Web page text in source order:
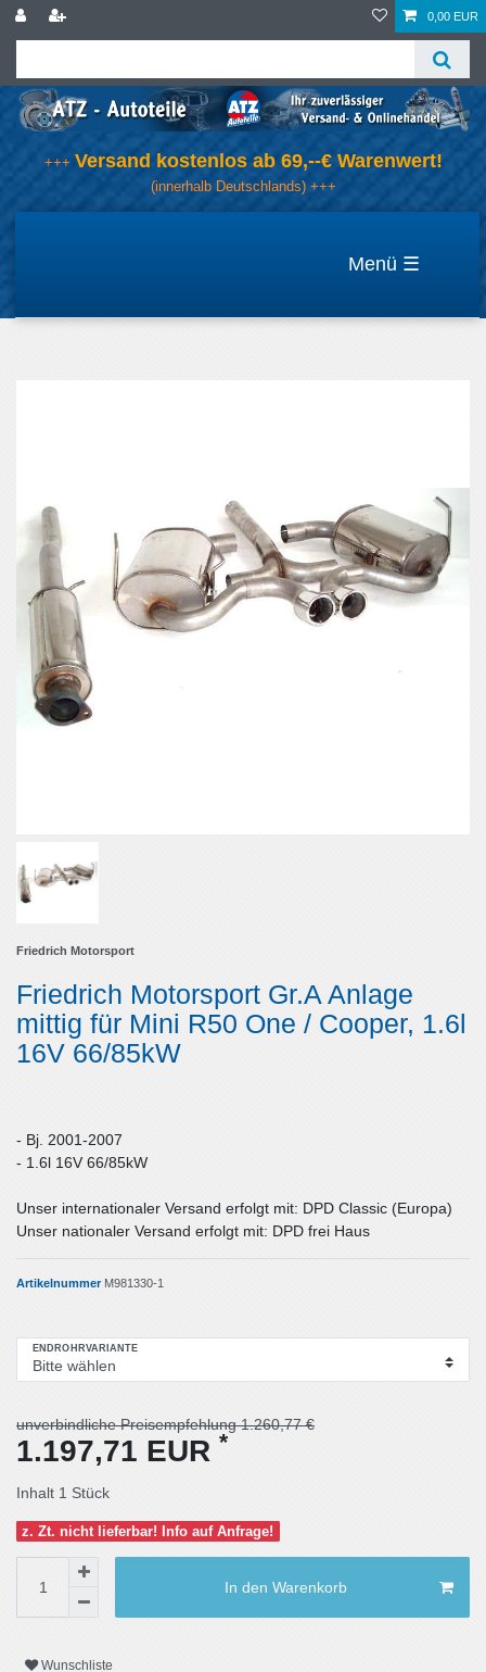
0,00 EUR
+++ Versand kostenlos ab 69,--€ Warenwert!
(innerhalb Deutschlands) +++
☰
Friedrich Motorsport
Friedrich Motorsport Gr.A Anlage
mittig für Mini R50 One / Cooper, 1.6l
16V 66/85kW
- Bj. 2001-2007
- 1.6l 16V 66/85kW
Unser internationaler Versand erfolgt mit: DPD Classic (Europa)
Unser nationaler Versand erfolgt mit: DPD frei Haus
Artikelnummer M981330-1
ENDROHRVARIANTE
unverbindliche Preisempfehlung 1.260,77 €
1.197,71 EUR *
Inhalt 1 Stück
z. Zt. nicht lieferbar! Info auf Anfrage!
In den Warenkorb
Wunschliste